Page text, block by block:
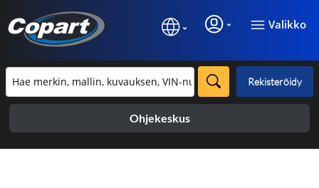
Valikko
Rekisteröidy
Ohjekeskus